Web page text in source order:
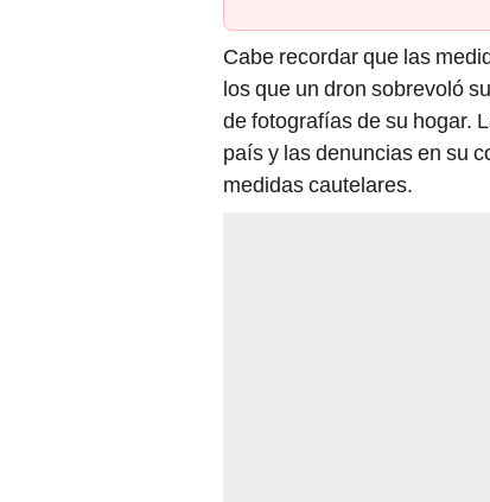
Cabe recordar que las
los que un dron sobrevoló
de fotografías de su hogar.
país y las denuncias en su
medidas cautelares.